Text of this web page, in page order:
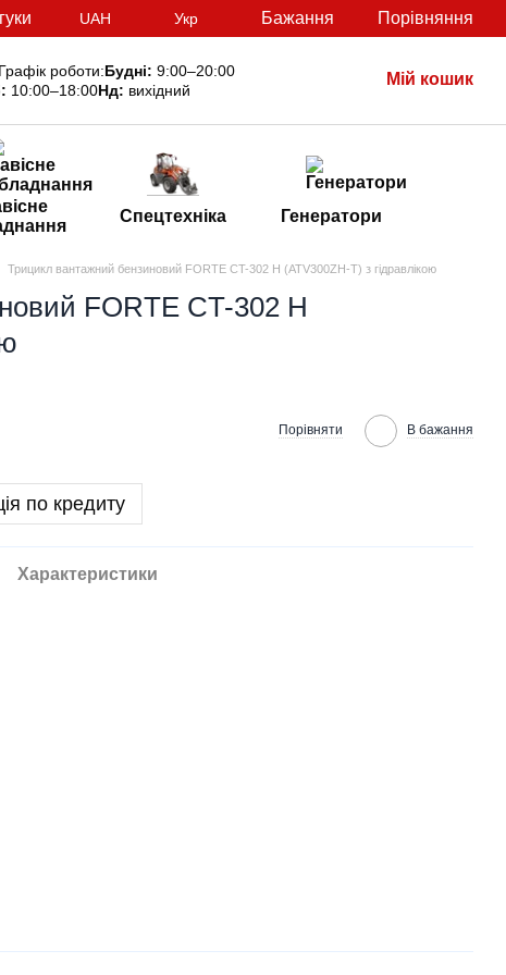
UAH Укр Бажання Порівняння
Графік роботи:Будні: 9:00–20:00
10:00–18:00Нд: вихідний
Мій кошик
Спецтехніка Генератори
Трицикл вантажний бензиновий FORTE CT-302 H (ATV300ZH-T) з гідравлікою
FORTE CT-302 H
Порівняти В бажання
по кредиту
Характеристики